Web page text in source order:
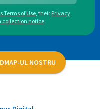
Terms of Use, their Privacy
collection notice.
UL NOSTRU